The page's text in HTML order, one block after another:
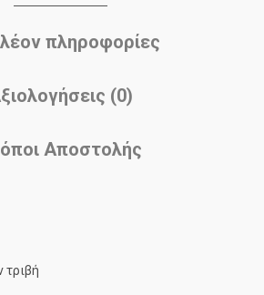
πληροφορίες
(0)
Αποστολής
τριβή